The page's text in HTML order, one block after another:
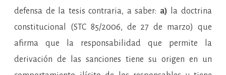
defensa de la tesis contraria, a saber: a) la doctrina
constitucional (STC 85/2006, de 27 de marzo) que
afirma que la responsabilidad que permite la
derivación de las sanciones tiene su origen en un